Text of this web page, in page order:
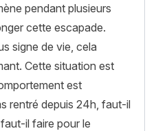
pendant plusieurs
cette escapade.
signe de vie, cela
Cette situation est
est
rentré depuis 24h, faut-il
il faire pour le